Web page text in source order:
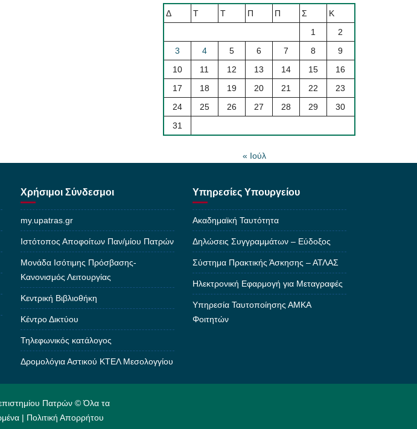
Δ Τ Τ Π Π Σ
Κ
1
2
3
4 5 6 7 8
9
10
11 12 13 14 15
16
17
18 19 20 21 22
23
24
25 26 27 28 29
30
31
« Ιούλ
Χρήσιμοι Σύνδεσμοι
my.upatras.gr
Ιστότοπος Αποφοίτων Παν/μίου Πατρών
Μονάδα Ισότιμης Πρόσβασης-
Κανονισμός Λειτουργίας
Κεντρική Βιβλιοθήκη
Κέντρο Δικτύου
Τηλεφωνικός κατάλογος
Δρομολόγια Αστικού ΚΤΕΛ Μεσολογγίου
Υπηρεσίες Υπουργείου
Ακαδημαϊκή Ταυτότητα
Δηλώσεις Συγγραμμάτων – Εύδοξος
Σύστημα Πρακτικής Άσκησης – ΑΤΛΑΣ
Ηλεκτρονική Εφαρμογή για Μεταγραφές
Υπηρεσία Ταυτοποίησης ΑΜΚΑ
Φοιτητών
Πατρών © Όλα τα
| Πολιτική Απορρήτου